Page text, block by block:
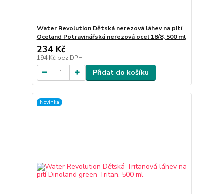
Water Revolution Dětská nerezová láhev na pití
Oceland Potravinářská nerezová ocel 18/8, 500 ml
234 Kč
194 Kč bez DPH
Přidat do košíku
Novinka